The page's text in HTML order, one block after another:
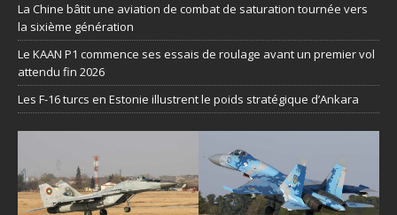
La Chine bâtit une aviation de combat de saturation tournée vers
la sixième génération
Le KAAN P1 commence ses essais de roulage avant un premier vol
attendu fin 2026
Les F-16 turcs en Estonie illustrent le poids stratégique d’Ankara